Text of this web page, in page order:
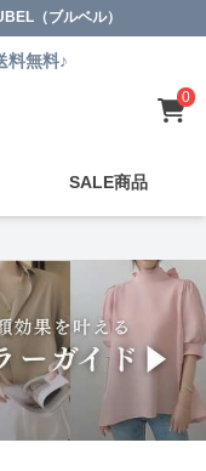
（ブルベル）
料無料♪
0
SALE商品